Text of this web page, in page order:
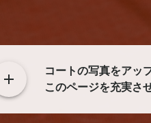
コートの写真をアッ
このページを充実さ